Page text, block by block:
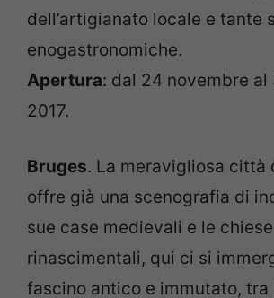
dell’artigianato locale e tante
enogastronomiche.
Apertura: dal 24 novembre
2017.
Bruges. La meravigliosa città
offre già una scenografia di
sue case medievali e le chiese
rinascimentali, qui ci si
fascino antico e immutato, tra